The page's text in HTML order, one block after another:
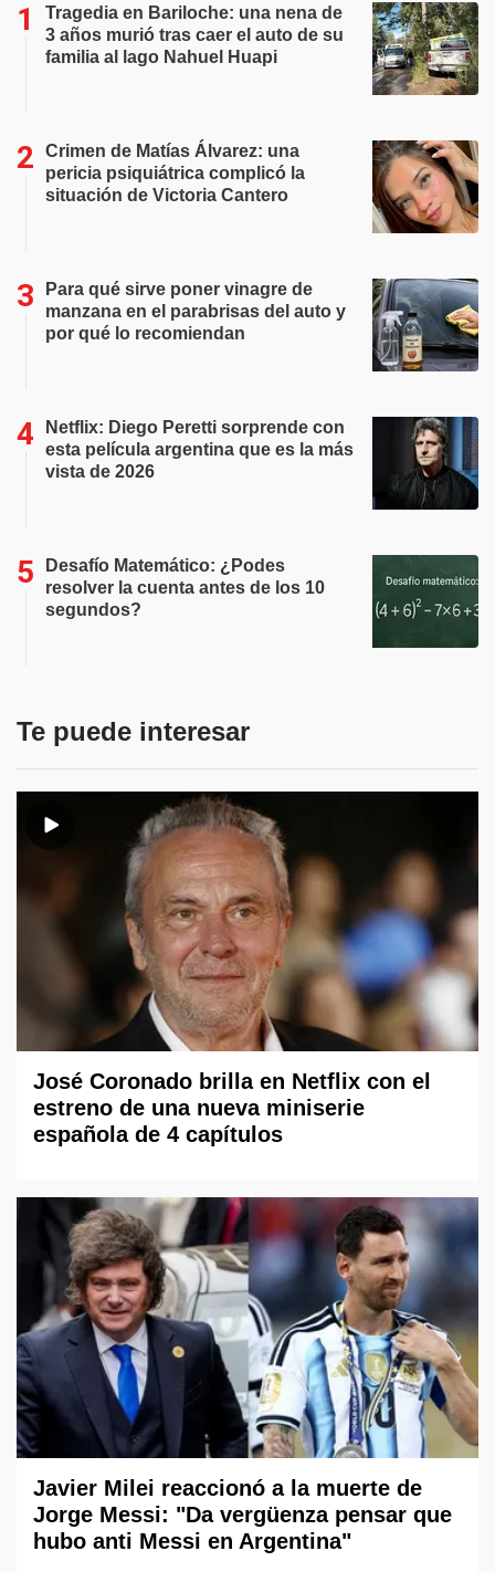
Tragedia en Bariloche: una nena de
3 años murió tras caer el auto de su
familia al lago Nahuel Huapi
Crimen de Matías Álvarez: una
pericia psiquiátrica complicó la
situación de Victoria Cantero
Para qué sirve poner vinagre de
manzana en el parabrisas del auto y
por qué lo recomiendan
Netflix: Diego Peretti sorprende con
esta película argentina que es la más
vista de 2026
Desafío Matemático: ¿Podes
resolver la cuenta antes de los 10
segundos?
Te puede interesar
José Coronado brilla en Netflix con el
estreno de una nueva miniserie
española de 4 capítulos
Javier Milei reaccionó a la muerte de
Jorge Messi: "Da vergüenza pensar que
hubo anti Messi en Argentina"